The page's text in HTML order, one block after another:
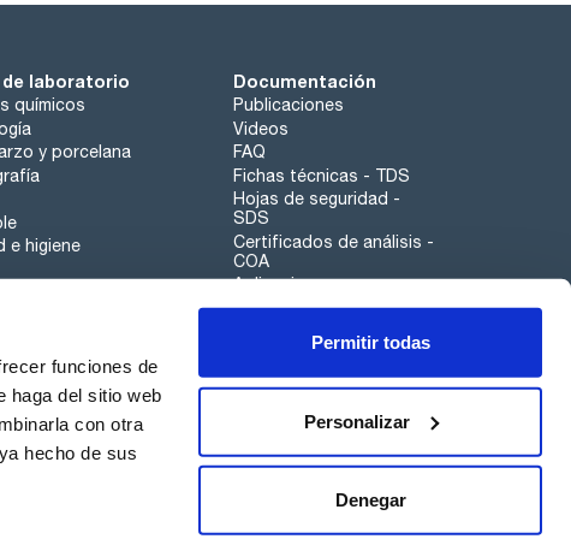
funciones de
haga del sitio web
con otra
hecho de sus
Permitir todas
Personalizar
Denegar
laboratorio
químicos
y porcelana
e higiene
Documentación
Publicaciones
Videos
FAQ
Fichas técnicas - TDS
Hojas de seguridad -
SDS
Certificados de análisis -
COA
Aplicaciones
Tabla Periódica
Canal de denuncias